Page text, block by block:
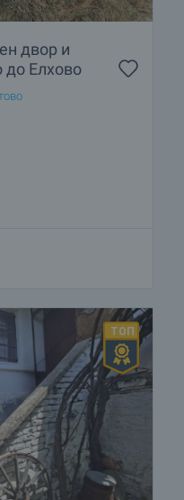
двор и
до Елхово